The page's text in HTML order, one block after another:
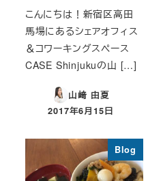
こんにちは！新宿区高田
馬場にあるシェアオフィス
＆コワーキングスペース
CASE Shinjukuの山 […]
山﨑 由夏
投稿日
2017年6月15日
Blog